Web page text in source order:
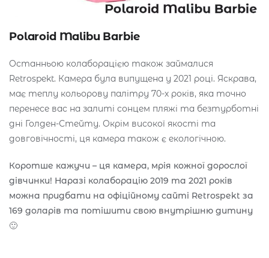
Polaroid Malibu Barbie
Останньою колаборацією також займалися
Retrospekt. Камера була випущена у 2021 році. Яскрава,
має теплу кольорову палітру 70-х років, яка точно
перенесе вас на залиті сонцем пляжі та безтурботні
дні Голден-Стейту. Окрім високої якості та
довговічності, ця камера також є екологічною.
Коротше кажучи – ця камера, мрія кожної дорослої
дівчинки! Наразі колаборацію 2019 та 2021 років
можна придбати на офіційному сайті Retrospekt за
169 доларів та потішити свою внутрішню дитину
🙂